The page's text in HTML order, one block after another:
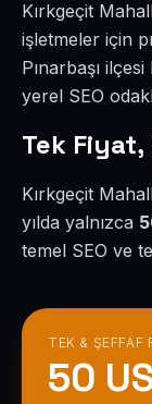
Kırkgeçit
işletmeler için
Pınarbaşı
yerel SEO
Tek Fiyat,
Kırkgeçit
yılda yalnızca
temel SEO ve
TEK & ŞEFFAF
50